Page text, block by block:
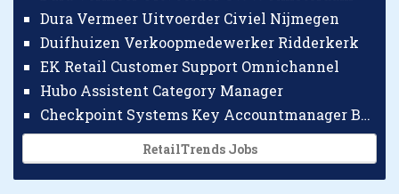
Dura Vermeer Uitvoerder Civiel Nijmegen
Duifhuizen Verkoopmedewerker Ridderkerk
EK Retail Customer Support Omnichannel
Hubo Assistent Category Manager
Checkpoint Systems Key Accountmanager Benelux
RetailTrends Jobs